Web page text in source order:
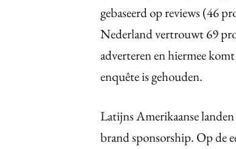
gebaseerd op reviews (46
Nederland vertrouwt 69
adverteren en hiermee
enquête is gehouden.
Latijns Amerikaanse
brand sponsorship. Op de